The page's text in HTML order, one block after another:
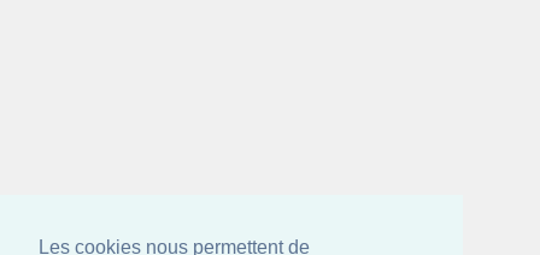
Les cookies nous permettent de